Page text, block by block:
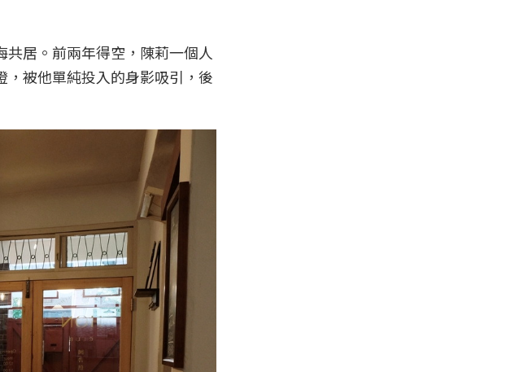
居。前兩年得空，陳莉一個人
被他單純投入的身影吸引，後